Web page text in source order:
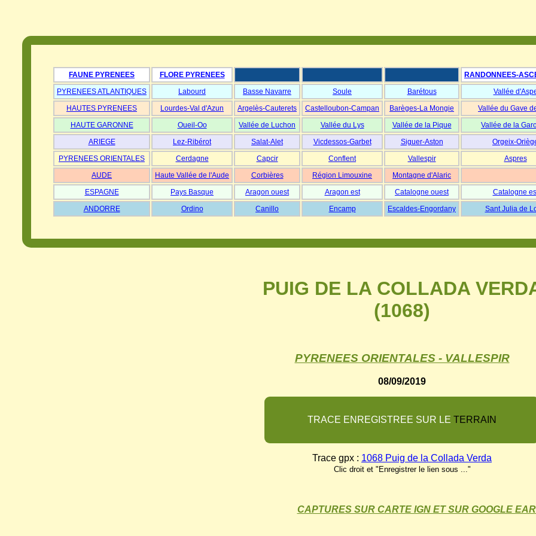
FAUNE PYRENEES FLORE PYRENEES RANDONNEES-
PYRENEES ATLANTIQUES
Labourd Basse Navarre Soule Barétous Vallée
HAUTES PYRENEES
Lourdes-Val d'Azun Argelès-Cauterets Castelloubon-Campan Barèges-La Mongie Vallée du Gave
HAUTE GARONNE
Oueil-Oo Vallée de Luchon Vallée du Lys Vallée de la Pique Vallée de la
ARIEGE
Lez-Ribérot Salat-Alet Vicdessos-Garbet Siguer-Aston Orgeix-
PYRENEES ORIENTALES
Cerdagne Capcir Conflent Vallespir Aspres
AUDE
Haute Vallée de l'Aude Corbières Région Limouxine
Montagne d'Alaric
ESPAGNE
Pays Basque Aragon ouest Aragon est Catalogne ouest
Catalogne
ANDORRE
Ordino Canillo Encamp Escaldes-Engordany Sant Julia de
PUIG DE LA COLLADA
(1068)
PYRENEES ORIENTALES - VALLESPIR
08/09/2019
TRACE EN REG STREE SUR LE TERRA N
Trace gpx : 1068 Puig de la Collada Verda
Clic droit et "Enregistrer le lien sous ..."
CAPTURES SUR CARTE IGN ET SUR GOOGLE